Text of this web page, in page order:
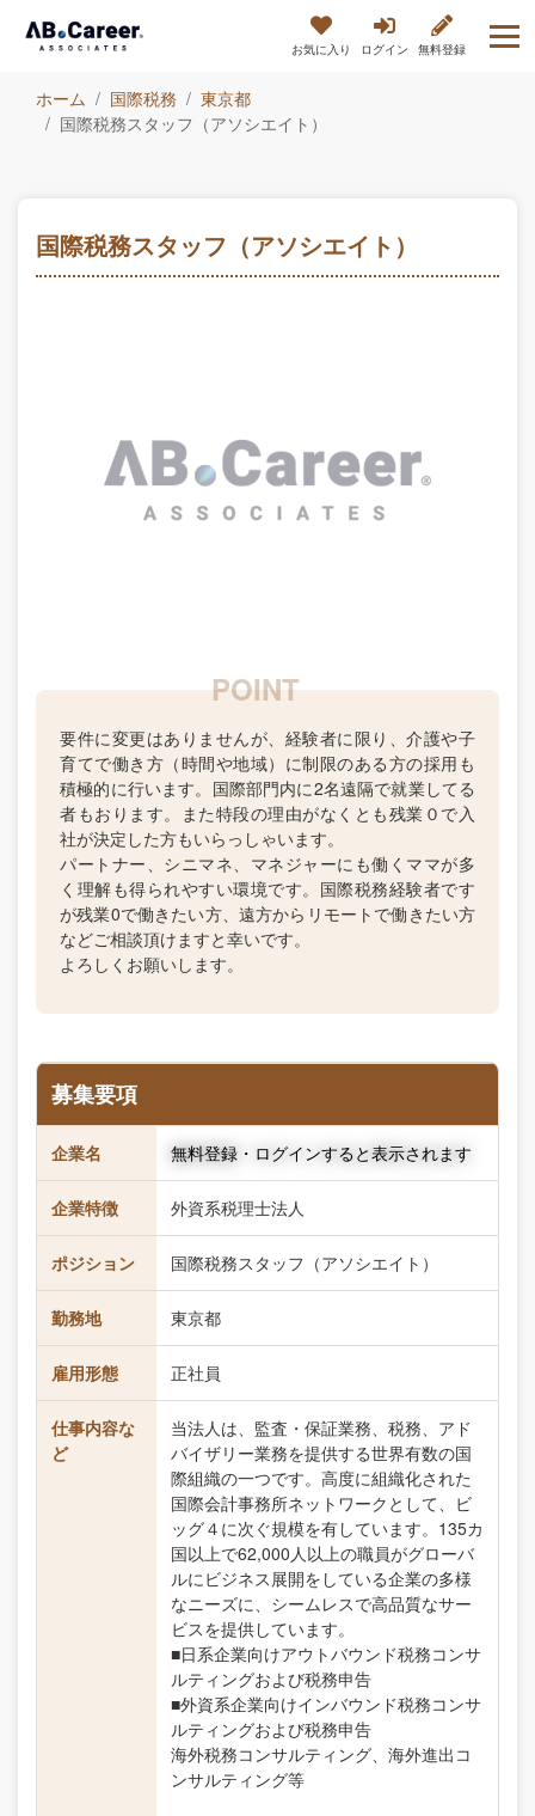
お気に入り ログイン 無料登録
ホーム 国際税務
東京都
国際税務スタッフ（アソシエイト）
国際税務スタッフ（アソシエイト）
要件に変更はありませんが、経験者に限り、介護や子
育てで働き方（時間や地域）に制限のある方の採用も
積極的に行います。国際部門内に2名遠隔で就業してる
者もおります。また特段の理由がなくとも残業０で入
社が決定した方もいらっしゃいます。
パートナー、シニマネ、マネジャーにも働くママが多
く理解も得られやすい環境です。国際税務経験者です
が残業0で働きたい方、遠方からリモートで働きたい方
などご相談頂けますと幸いです。
よろしくお願いします。
募集要項
企業名 無料登録・ログインすると表示されます
企業特徴 外資系税理士法人
ポジション 国際税務スタッフ（アソシエイト）
勤務地 東京都
雇用形態 正社員
仕事内容な
ど
当法人は、監査・保証業務、税務、アド
バイザリー業務を提供する世界有数の国
際組織の一つです。高度に組織化された
国際会計事務所ネットワークとして、ビ
ッグ４に次ぐ規模を有しています。135カ
国以上で62,000人以上の職員がグローバ
ルにビジネス展開をしている企業の多様
なニーズに、シームレスで高品質なサー
ビスを提供しています。
■日系企業向けアウトバウンド税務コンサ
ルティングおよび税務申告
■外資系企業向けインバウンド税務コンサ
ルティングおよび税務申告
海外税務コンサルティング、海外進出コ
ンサルティング等